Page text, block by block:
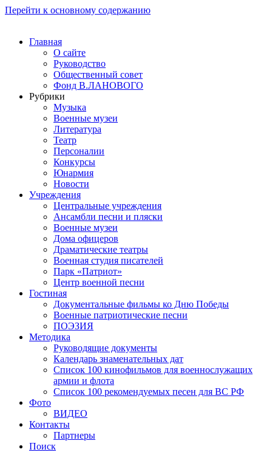
Перейти к основному содержанию
Главная
О сайте
Руководство
Общественный совет
Фонд В.ЛАНОВОГО
Рубрики
Музыка
Военные музеи
Литература
Театр
Персоналии
Конкурсы
Юнармия
Новости
Учреждения
Центральные учреждения
Ансамбли песни и пляски
Военные музеи
Дома офицеров
Драматические театры
Военная студия писателей
Парк «Патриот»
Центр военной песни
Гостиная
Документальные фильмы ко Дню Победы
Военные патриотические песни
ПОЭЗИЯ
Методика
Руководящие документы
Календарь знаменательных дат
Список 100 кинофильмов для военнослужащих
армии и флота
Список 100 рекомендуемых песен для ВС РФ
Фото
ВИДЕО
Контакты
Партнеры
Поиск